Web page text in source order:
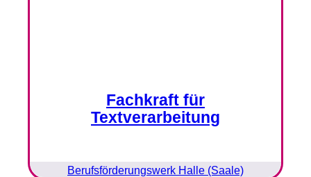
Fachkraft für
Textverarbeitung
Berufsförderungswerk Halle (Saale)